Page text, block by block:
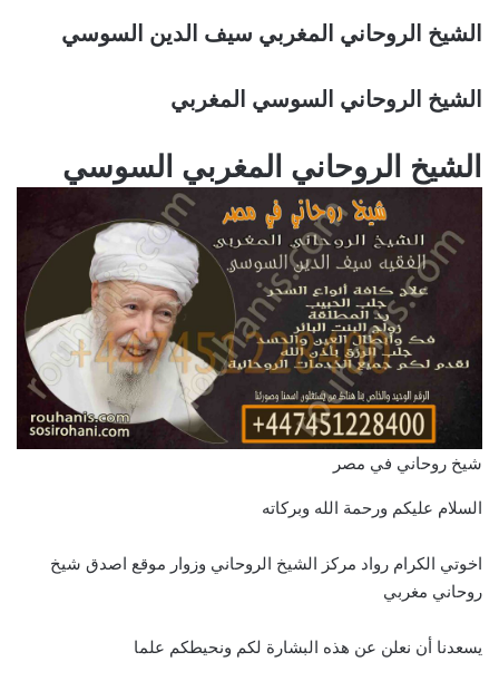
الشيخ الروحاني المغربي سيف الدين السوسي
الشيخ الروحاني السوسي المغربي
الشيخ الروحاني المغربي السوسي
شيخ روحاني في مصر
السلام عليكم ورحمة الله وبركاته
اخوتي الكرام رواد مركز الشيخ الروحاني وزوار موقع اصدق شيخ
روحاني مغربي
يسعدنا أن نعلن عن هذه البشارة لكم ونحيطكم علما